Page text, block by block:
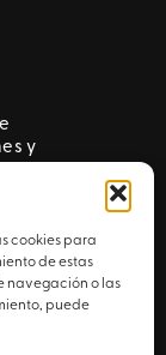
cookies para
de estas
navegación o las
puede
y